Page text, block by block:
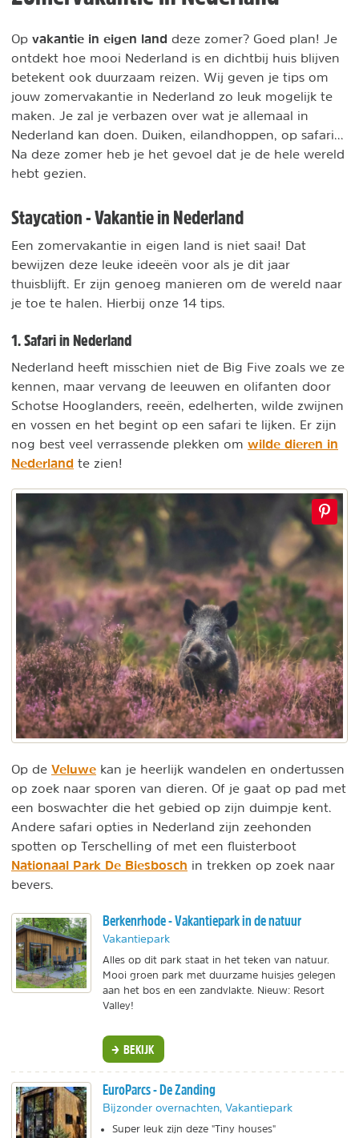
Op vakantie in eigen land deze zomer? Goed plan! Je
ontdekt hoe mooi Nederland is en dichtbij huis blijven
betekent ook duurzaam reizen. Wij geven je tips om
jouw zomervakantie in Nederland zo leuk mogelijk te
maken. Je zal je verbazen over wat je allemaal in
Nederland kan doen. Duiken, eilandhoppen, op safari...
Na deze zomer heb je het gevoel dat je de hele wereld
hebt gezien.
Staycation - Vakantie in Nederland
Een zomervakantie in eigen land is niet saai! Dat
bewijzen deze leuke ideeën voor als je dit jaar
thuisblijft. Er zijn genoeg manieren om de wereld naar
je toe te halen. Hierbij onze 14 tips.
1. Safari in Nederland
Nederland heeft misschien niet de Big Five zoals we ze
kennen, maar vervang de leeuwen en olifanten door
Schotse Hooglanders, reeën, edelherten, wilde zwijnen
en vossen en het begint op een safari te lijken. Er zijn
nog best veel verrassende plekken om wilde dieren in
Nederland te zien!
Op de Veluwe kan je heerlijk wandelen en ondertussen
op zoek naar sporen van dieren. Of je gaat op pad met
een boswachter die het gebied op zijn duimpje kent.
Andere safari opties in Nederland zijn zeehonden
spotten op Terschelling of met een fluisterboot
Nationaal Park De Biesbosch in trekken op zoek naar
bevers.
Berkenrhode - Vakantiepark in de natuur
Vakantiepark
Alles op dit park staat in het teken van natuur.
Mooi groen park met duurzame huisjes gelegen
aan het bos en een zandvlakte. Nieuw: Resort
Valley!
BEKIJK
EuroParcs - De Zanding
Bijzonder overnachten, Vakantiepark
Super leuk zijn deze "Tiny houses"